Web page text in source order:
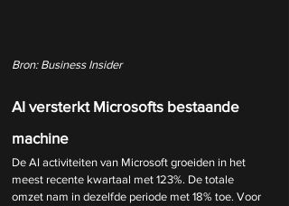
Bron: Business Insider
AI versterkt Microsofts bestaande
machine
De AI activiteiten van Microsoft groeiden in het
meest recente kwartaal met 123%. De totale
omzet nam in dezelfde periode met 18% toe. Voor